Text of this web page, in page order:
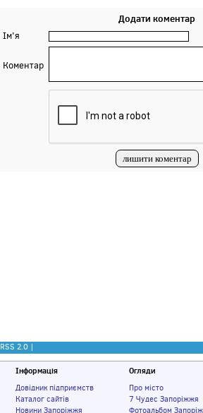
Додати коментар
Ім'я
Коментар
RSS 2.0 |
Інформація
Довідник підприємств
Каталог сайтів
Новини Запоріжжя
Огляди
Про місто
7 Чудес Запоріжжя
Фотоальбом